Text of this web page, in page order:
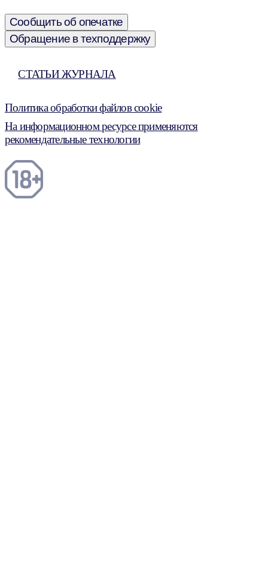
Сообщить об опечатке
Обращение в техподдержку
СТАТЬИ ЖУРНАЛА
Политика обработки файлов cookie
На информационном ресурсе применяются
рекомендательные технологии